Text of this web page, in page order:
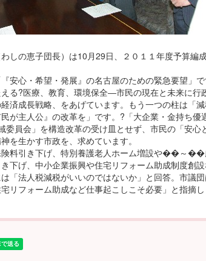
しの恵子団長）は10月29日、２０１１年度予算編
安心・希望・発展』の名古屋のための緊急要望」
る?医療、教育、環境保全―市民の現在と未来に行
済成長戦略、をあげています。もう一つの柱は「
が主人公』の改革を」です。?「大企業・金持ち
委員会」を構造改革の受け皿とせず、市民の「安
を生かす市政を、求めています。
料引き下げ、特別養護老人ホーム増設や��～��
下げ、中小企業振興や住宅リフォーム助成制度創設
「法人税減税がいいのではないか」と回答。市議
リフォーム助成など仕事起こしこそ必要」と指摘